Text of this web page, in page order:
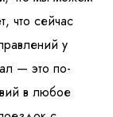
что сейчас
у
— это по-
в любое